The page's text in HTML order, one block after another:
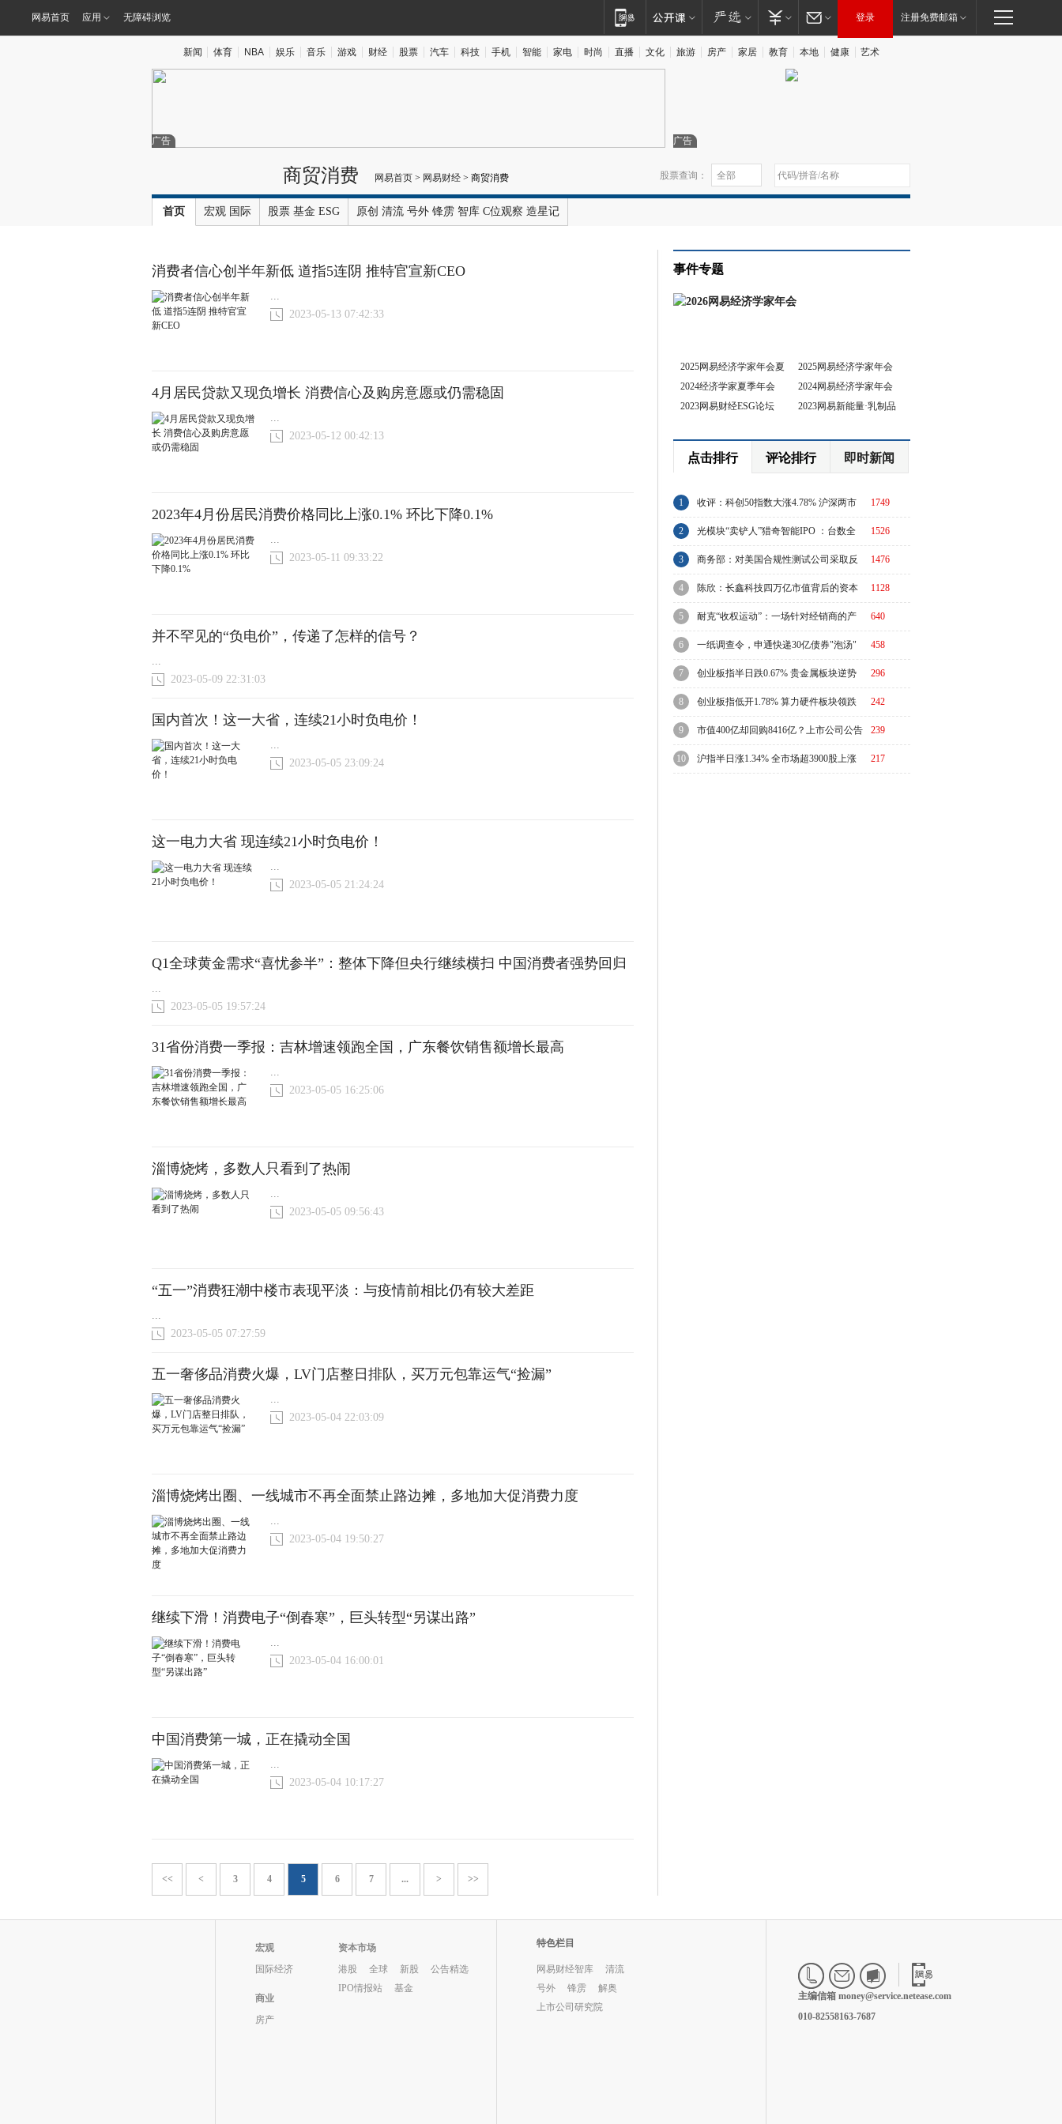
网易首页 应用 无障碍浏览 登录 注册免费邮箱
新闻 体育 NBA 娱乐 音乐 游戏 财经 股票 汽车 科技 手机 智能 家电 时尚 直播 文化 旅游 房产 家居 教育 本地 健康 艺术
广告 广告
商贸消费 网易首页 > 网易财经 > 商贸消费 股票查询：
首页 宏观 国际 股票 基金 ESG 原创 清流 号外 锋雳 智库 C位观察 造星记
消费者信心创半年新低 道指5连阴 推特官宣新CEO
...
2023-05-13 07:42:33
4月居民贷款又现负增长 消费信心及购房意愿或仍需稳固
...
2023-05-12 00:42:13
2023年4月份居民消费价格同比上涨0.1% 环比下降0.1%
...
2023-05-11 09:33:22
并不罕见的“负电价”，传递了怎样的信号？
...
2023-05-09 22:31:03
国内首次！这一大省，连续21小时负电价！
...
2023-05-05 23:09:24
这一电力大省 现连续21小时负电价！
...
2023-05-05 21:24:24
Q1全球黄金需求“喜忧参半”：整体下降但央行继续横扫 中国消费者强势回归
...
2023-05-05 19:57:24
31省份消费一季报：吉林增速领跑全国，广东餐饮销售额增长最高
...
2023-05-05 16:25:06
淄博烧烤，多数人只看到了热闹
...
2023-05-05 09:56:43
“五一”消费狂潮中楼市表现平淡：与疫情前相比仍有较大差距
...
2023-05-05 07:27:59
五一奢侈品消费火爆，LV门店整日排队，买万元包靠运气“捡漏”
...
2023-05-04 22:03:09
淄博烧烤出圈、一线城市不再全面禁止路边摊，多地加大促消费力度
...
2023-05-04 19:50:27
继续下滑！消费电子“倒春寒”，巨头转型“另谋出路”
...
2023-05-04 16:00:01
中国消费第一城，正在撬动全国
...
2023-05-04 10:17:27
<< < 3 4 5 6 7 ... > >>
事件专题
2025网易经济学家年会夏
季论坛
2025网易经济学家年会
2024经济学家夏季年会
2024网易经济学家年会
2023网易财经ESG论坛
2023网易新能量·乳制品
点击排行 评论排行 即时新闻
1749
1 收评：科创50指数大涨4.78% 沪深两市
成交额放量超4400亿 1526
2 光模块“卖铲人”猎奇智能IPO ：台数全
球第一，却在中际旭创的账上越陷越深 1476
3 商务部：对美国合规性测试公司采取反
制措施 1128
4 陈欣：长鑫科技四万亿市值背后的资本
与周期 640
5 耐克“收权运动”：一场针对经销商的产
业链价值重估 458
6 一纸调查令，申通快递30亿债券"泡汤"
296
7 创业板指半日跌0.67% 贵金属板块逆势
走强 242
8 创业板指低开1.78% 算力硬件板块领跌
239
9 市值400亿却回购8416亿？上市公司公告
上演"万倍乌龙" 217
10 沪指半日涨1.34% 全市场超3900股上涨
宏观
国际经济
商业
房产
资本市场
港股
全球 新股
公告精选
IPO情报站
基金
特色栏目
网易财经智库
清流
号外
锋雳
解奥
上市公司研究院
主编信箱 money@service.netease.com
010-82558163-7687